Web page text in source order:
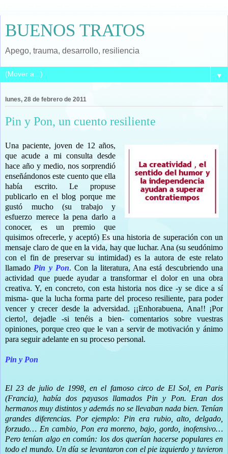
BUENOS TRATOS
Apego, trauma, desarrollo, resiliencia
▼
lunes, 28 de febrero de 2011
Pin y Pon, un cuento resiliente
Una paciente, joven de 12 años,
que acude a mi consulta desde
hace año y medio, nos sorprendió
enseñándonos este cuento que ella
había escrito. Le propuse
publicarlo en el blog porque me
gustó mucho (su trabajo y
esfuerzo merece la pena darlo a
conocer, es un premio que
quisimos ofrecerle, y aceptó) Es una historia de superación con un
mensaje claro de que en la vida, hay que luchar. Ana (su seudónimo
con el fin de preservar su intimidad) es la autora de este relato
llamado Pin y Pon. Con la literatura, Ana está descubriendo una
actividad que puede ayudar a transformar el dolor en una obra
creativa. Y, en concreto, con esta historia nos dice -y se dice a sí
misma- que la lucha forma parte del proceso resiliente, para poder
vencer y crecer desde la adversidad. ¡¡Enhorabuena, Ana!! ¡Por
cierto!, dejadle -si tenéis a bien- comentarios sobre vuestras
opiniones, porque creo que le van a servir de motivación y ánimo
para seguir adelante en su proceso personal.
Pin y Pon
El 23 de julio de 1998, en el famoso circo de El Sol, en Paris
(Francia), había dos payasos llamados Pin y Pon. Eran dos
hermanos muy distintos y además no se llevaban nada bien. Tenían
grandes diferencias. Por ejemplo: Pin era rubio, alto, delgado,
forzudo… En cambio, Pon era moreno, bajo, gordo, inofensivo…
Pero tenían algo en común: los dos querían hacerse populares en
todo el mundo. Un día se levantaron con el pie izquierdo y tuvieron